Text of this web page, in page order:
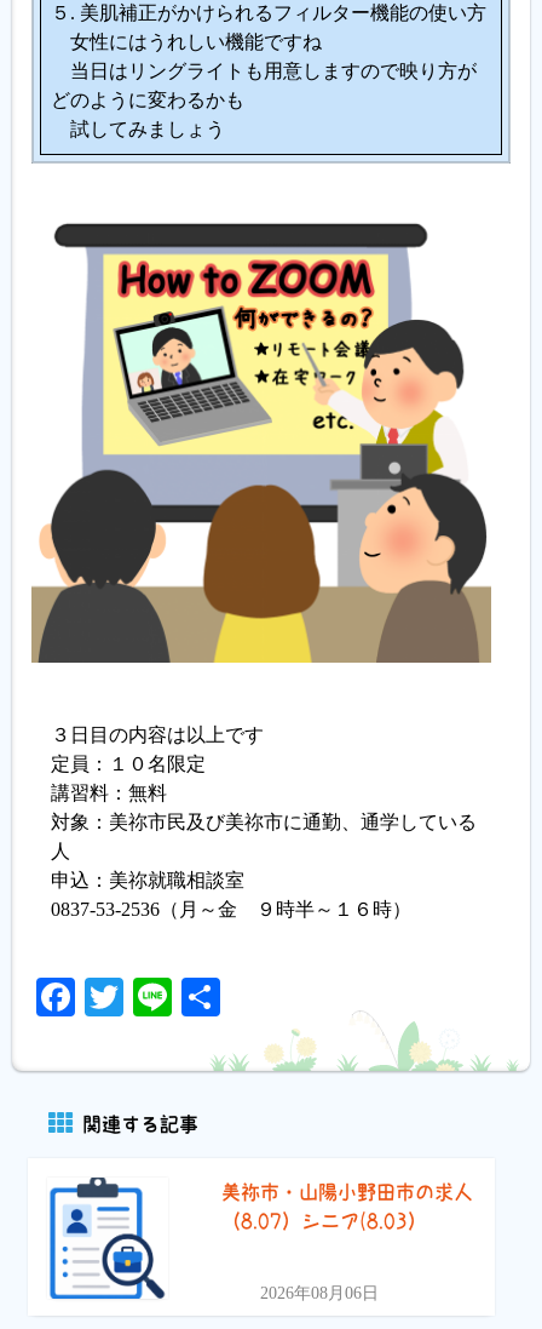
５. 美肌補正がかけられるフィルター機能の使い方
女性にはうれしい機能ですね
当日はリングライトも用意しますので映り方が
どのように変わるかも
試してみましょう
３日目の内容は以上です
定員：１０名限定
講習料：無料
対象：美祢市民及び美祢市に通勤、通学している
人
申込：美祢就職相談室
0837-53-2536（月～金 ９時半～１６時）
Facebook
Twitter
Line
関連する記事
美祢市・山陽小野田市の求人
（8.07）シニア(8.03）
2026年08月06日